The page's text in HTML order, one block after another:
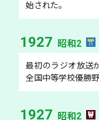
始された。
1927 昭和2
最初のラジオ放送
全国中等学校優勝
1927 昭和2